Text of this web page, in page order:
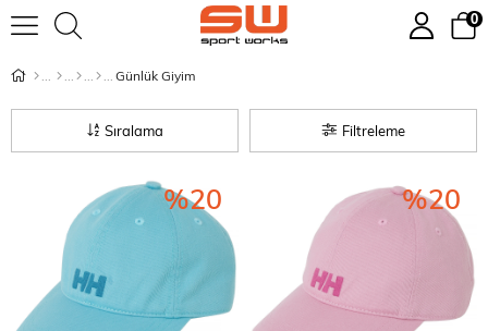
0
Günlük Giyim
Filtreleme
Sıralama
%20 %20